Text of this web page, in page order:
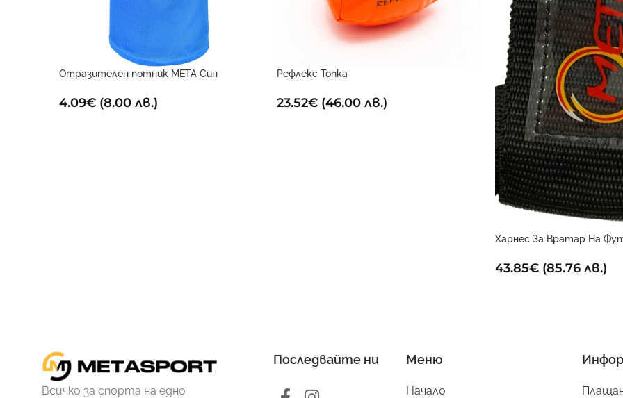
Отразителен потник META Син
4.09€ (8.00 лв.)
Рефлекс Топка
23.52€ (46.00 лв.)
Харнес За Вратар На
43.85€(85.76 лв.)
Всичко за спорта на едно
Последвайте ни Меню
Начало